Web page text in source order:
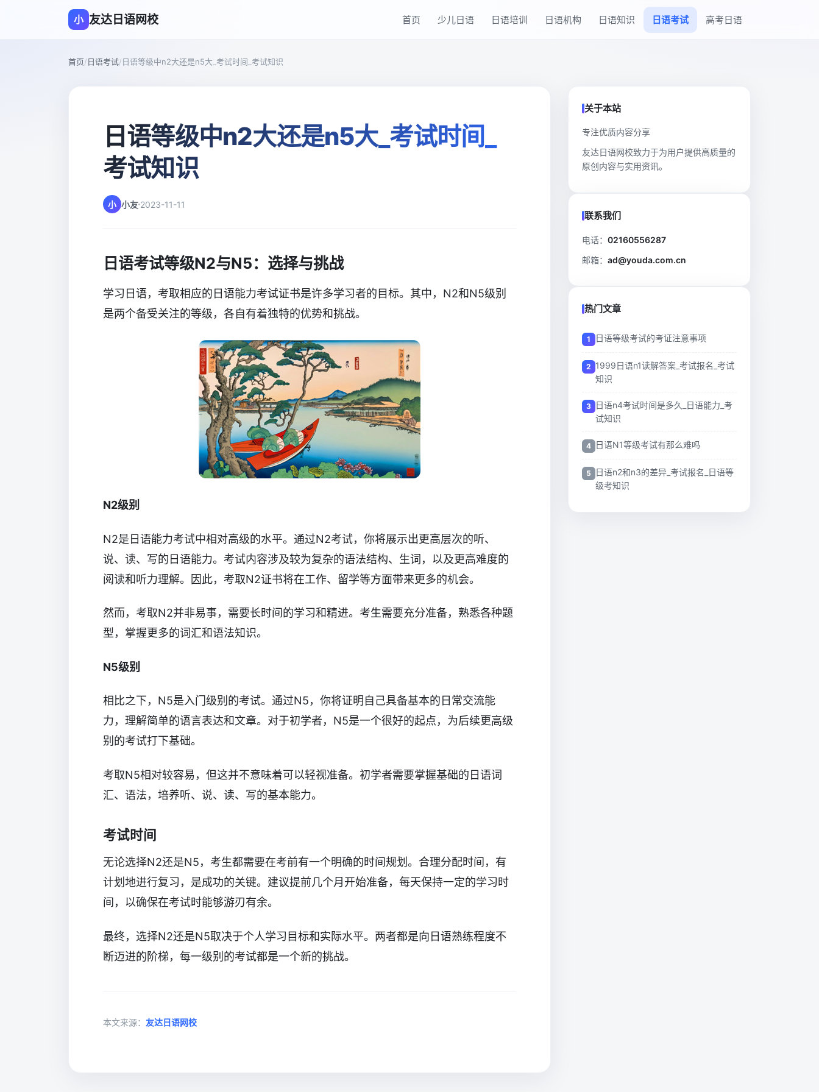
小 友达日语网校 首页 少儿日语 日语培训 日语机构 日语知识 日语考试 高考日语
首页/日语考试/日语等级中n2大还是n5大_考试时间_考试知识
日语等级中n2大还是n5大_考试时间_
考试知识
小 小友 2023-11-11
日语考试等级N2与N5：选择与挑战
学习日语，考取相应的日语能力考试证书是许多学习者的目标。其中，N2和N5级别
是两个备受关注的等级，各自有着独特的优势和挑战。
N2级别
N2是日语能力考试中相对高级的水平。通过N2考试，你将展示出更高层次的听、
说、读、写的日语能力。考试内容涉及较为复杂的语法结构、生词，以及更高难度的
阅读和听力理解。因此，考取N2证书将在工作、留学等方面带来更多的机会。
然而，考取N2并非易事，需要长时间的学习和精进。考生需要充分准备，熟悉各种题
型，掌握更多的词汇和语法知识。
N5级别
相比之下，N5是入门级别的考试。通过N5，你将证明自己具备基本的日常交流能
力，理解简单的语言表达和文章。对于初学者，N5是一个很好的起点，为后续更高级
别的考试打下基础。
考取N5相对较容易，但这并不意味着可以轻视准备。初学者需要掌握基础的日语词
汇、语法，培养听、说、读、写的基本能力。
考试时间
无论选择N2还是N5，考生都需要在考前有一个明确的时间规划。合理分配时间，有
计划地进行复习，是成功的关键。建议提前几个月开始准备，每天保持一定的学习时
间，以确保在考试时能够游刃有余。
最终，选择N2还是N5取决于个人学习目标和实际水平。两者都是向日语熟练程度不
断迈进的阶梯，每一级别的考试都是一个新的挑战。
本文来源： 友达日语网校
关于本站
专注优质内容分享
友达日语网校致力于为用户提供高质量的
原创内容与实用资讯。
联系我们
电话： 02160556287
邮箱： ad@youda.com.cn
热门文章
日语等级考试的考证注意事项
1999日语n1读解答案_考试报名_考试
知识
日语n4考试时间是多久_日语能力_考
试知识
日语N1等级考试有那么难吗
日语n2和n3的差异_考试报名_日语等
级考知识